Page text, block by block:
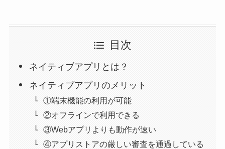
目次
ネイティブアプリとは？
ネイティブアプリのメリット
①端末機能の利用が可能
②オフラインで利用できる
③Webアプリよりも動作が速い
④アプリストアの厳しい審査を通過している